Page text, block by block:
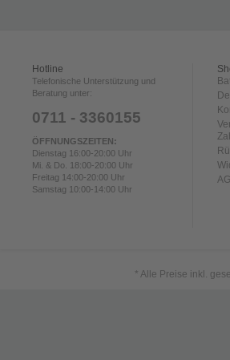
Hotline
Telefonische Unterstützung und
Beratung unter:
0711 - 3360155
ÖFFNUNGSZEITEN:
Dienstag 16:00-20:00 Uhr
Mi. & Do. 18:00-20:00 Uhr
Freitag 14:00-20:00 Uhr
Samstag 10:00-14:00 Uhr
* Alle Preise inkl.